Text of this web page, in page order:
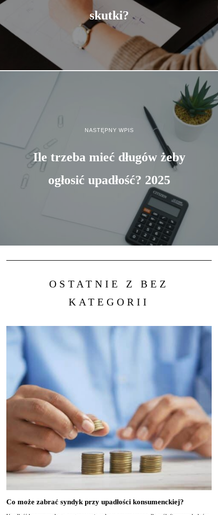
skutki?
NASTĘPNY WPIS
Ile trzeba mieć długów żeby
ogłosić upadłość? 2025
OSTATNIE Z BEZ
KATEGORII
Co może zabrać syndyk przy upadłości konsumenckiej?